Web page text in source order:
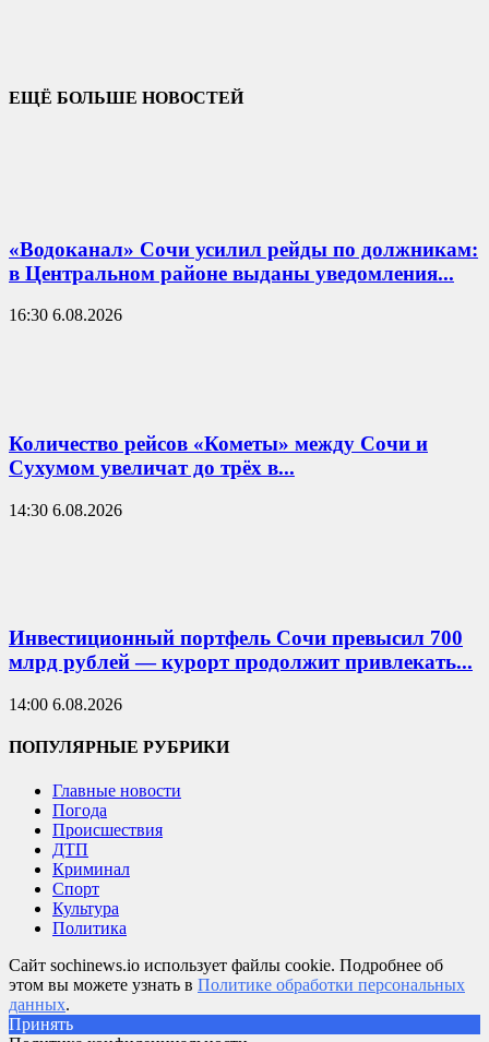
ЕЩЁ БОЛЬШЕ НОВОСТЕЙ
«Водоканал» Сочи усилил рейды по должникам:
в Центральном районе выданы уведомления...
16:30 6.08.2026
Количество рейсов «Кометы» между Сочи и
Сухумом увеличат до трёх в...
14:30 6.08.2026
Инвестиционный портфель Сочи превысил 700
млрд рублей — курорт продолжит привлекать...
14:00 6.08.2026
ПОПУЛЯРНЫЕ РУБРИКИ
Главные новости
Погода
Происшествия
ДТП
Криминал
Спорт
Культура
Политика
Сайт sochinews.io использует файлы cookie. Подробнее об
этом вы можете узнать в Политике обработки персональных
данных.
Принять